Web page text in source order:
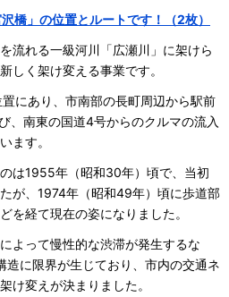
橋」の位置とルートです！（2枚）
流れる一級河川「広瀬川」に架けら
しく架け変える事業です。
にあり、市南部の長町周辺から駅前
、南東の国道4号からのクルマの流入
ます。
は1955年（昭和30年）頃で、当初
が、1974年（昭和49年）頃に歩道部
を経て現在の姿になりました。
よって慢性的な渋滞が発生するな
造に限界が生じており、市内の交通ネ
け変えが決まりました。